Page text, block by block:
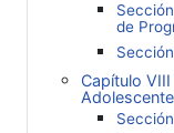
de
Capítulo